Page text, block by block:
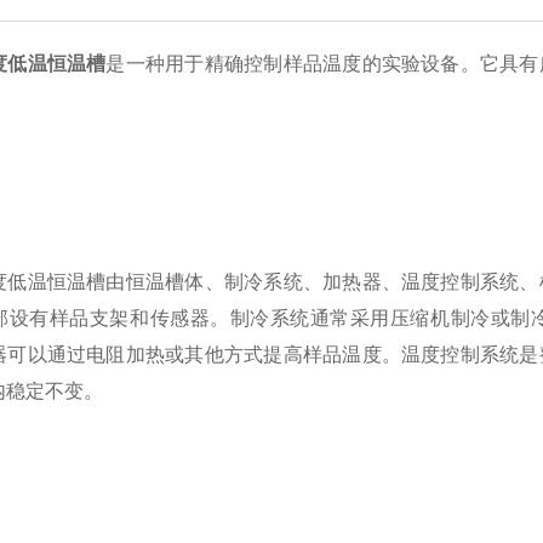
低温恒温槽是一种用于精确控制样品温度的实验设备。它具
恒温槽由恒温槽体、制冷系统、加热器、温度控制系统、
设有样品支架和传感器。制冷系统通常采用压缩机制冷或
可以通过电阻加热或其他方式提高样品温度。温度控制系统
定不变。